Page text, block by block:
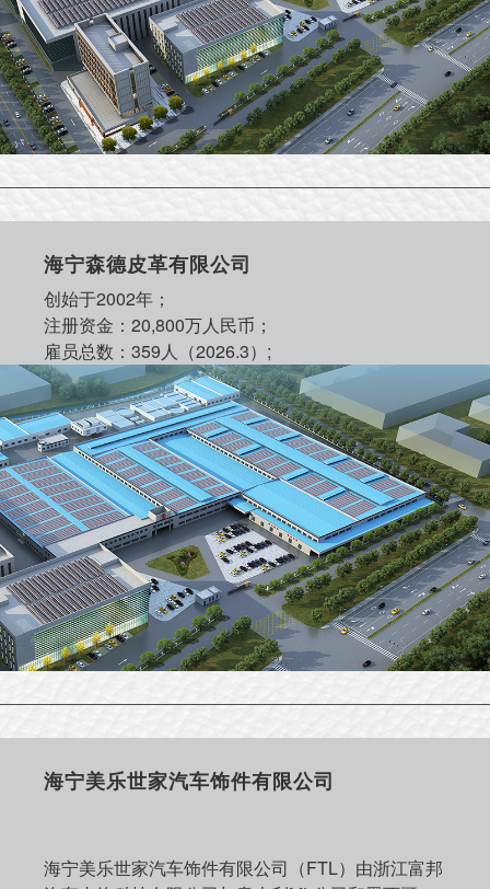
海宁森德皮革有限公司
创始于2002年；
注册资金：20,800万人民币；
雇员总数：359人（2026.3）;
海宁美乐世家汽车饰件有限公司
海宁美乐世家汽车饰件有限公司（FTL）由浙江富邦